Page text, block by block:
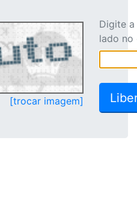
[trocar imagem]
Digite
lado no